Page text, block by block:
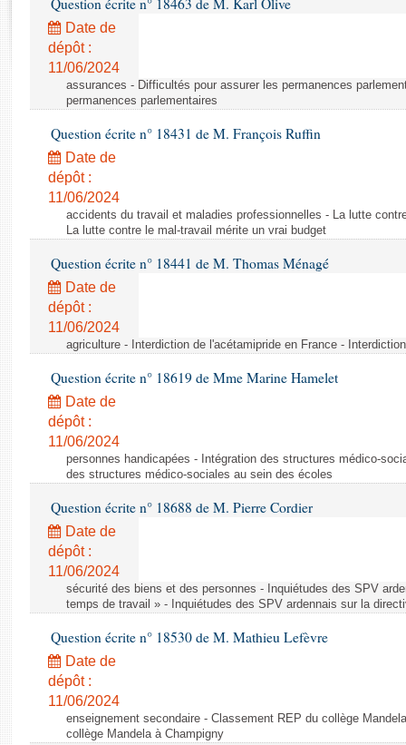
Rapports d'enquête
Rapports législatifs
Rapports sur l'application des lois
Baromètre de l’application des lois
Budget et sécurité sociale
Questions écrites et orales
Comptes rendus des débats
Question écrite n° 18463 de M. Karl Olive
Date de
dépôt :
11/06/2024
assurances - Difficultés pour assurer les permanences
permanences parlementaires
Question écrite n° 18431 de M. François Ruffin
Date de
dépôt :
11/06/2024
accidents du travail et maladies professionnelles - La lutte
La lutte contre le mal-travail mérite un vrai budget
Question écrite n° 18441 de M. Thomas Ménagé
Date de
dépôt :
11/06/2024
agriculture - Interdiction de l'acétamipride en France -
Question écrite n° 18619 de Mme Marine Hamelet
Date de
dépôt :
11/06/2024
personnes handicapées - Intégration des structures médico-
des structures médico-sociales au sein des écoles
Question écrite n° 18688 de M. Pierre Cordier
Date de
dépôt :
11/06/2024
sécurité des biens et des personnes - Inquiétudes des SPV
temps de travail » - Inquiétudes des SPV ardennais sur la
Question écrite n° 18530 de M. Mathieu Lefèvre
Date de
dépôt :
11/06/2024
enseignement secondaire - Classement REP du collège
collège Mandela à Champigny